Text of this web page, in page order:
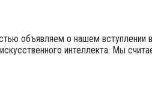
объявляем о нашем вступлении
интеллекта. Мы